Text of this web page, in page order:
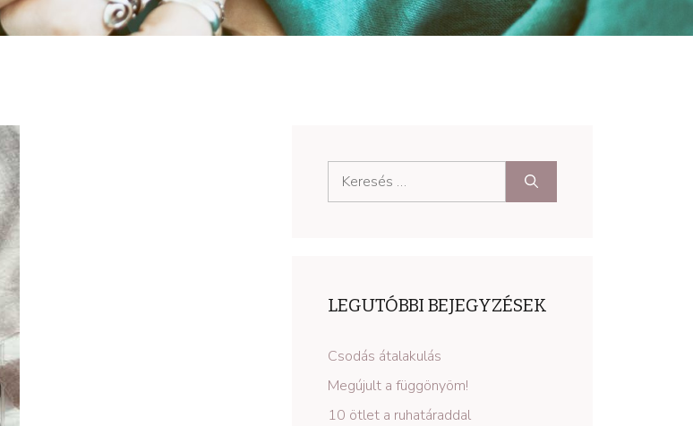
LEGUTÓBBI BEJEGYZÉSEK
Csodás átalakulás
Megújult a függönyöm!
10 ötlet a ruhatáraddal